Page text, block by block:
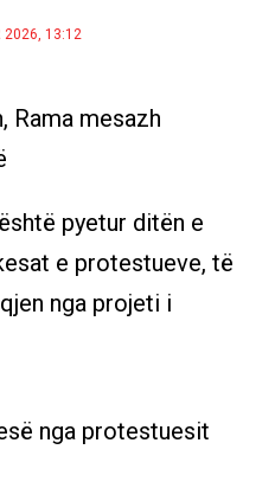
2026, 13:12
pyetur ditën e
e protestueve, të
nga projeti i
nga protestuesit